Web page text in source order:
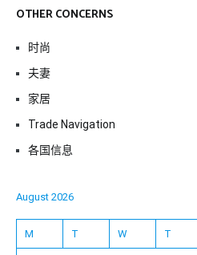
OTHER CONCERNS
时尚
夫妻
家居
Trade Navigation
各国信息
August 2026
M T W T